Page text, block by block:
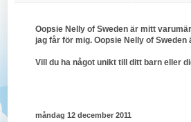
Oopsie Nelly of Sweden är mitt
jag får för mig. Oopsie Nelly of
Vill du ha något unikt till ditt barn eller
måndag 12 december 2011